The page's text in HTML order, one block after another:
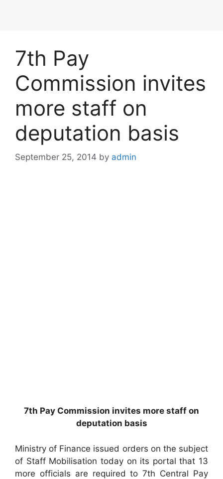
7th Pay
Commission invites
more staff on
deputation basis
September 25, 2014 by admin
7th Pay Commission invites more staff on
deputation basis
Ministry of Finance issued orders on the subject
of Staff Mobilisation today on its portal that 13
more officials are required to 7th Central Pay